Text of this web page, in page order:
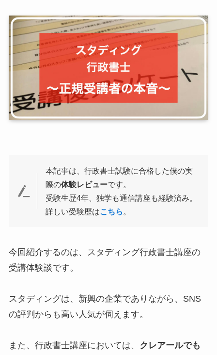
本記事は、行政書士試験に合格した僕の実
際の体験レビューです。
受験生歴4年、独学も通信講座も経験済み。
詳しい受験歴はこちら 。
今回紹介するのは、スタディング行政書士講座の
受講体験談です。
スタディングは、新興の企業でありながら、SNS
の評判からも高い人気が伺えます。
また、行政書士講座においては、 クレアールでも